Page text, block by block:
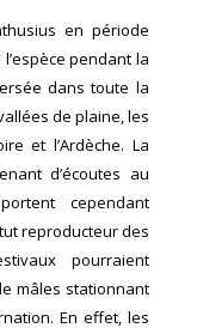
en période
pendant la
dans toute la
de plaine, les
et l’Ardèche. La
d’écoutes au
cependant
reproducteur des
pourraient
mâles stationnant
En effet, les